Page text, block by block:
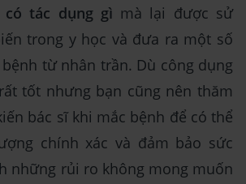
tác dụng gì mà lại được sử
trong y học và đưa ra một số
từ nhân trần. Dù công dụng
tốt nhưng bạn cũng nên thăm
bác sĩ khi mắc bệnh để có thể
chính xác và đảm bảo sức
những rủi ro không mong muốn